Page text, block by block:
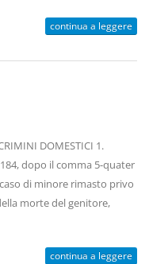
continua a leggere
DOMESTICI 1.
dopo il comma 5-quater
di minore rimasto privo
morte del genitore,
continua a leggere